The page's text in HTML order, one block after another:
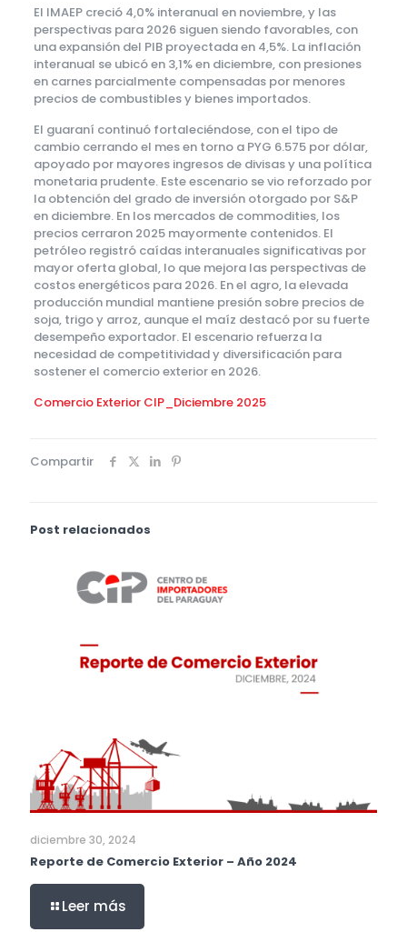
El IMAEP creció 4,0% interanual en noviembre, y las
perspectivas para 2026 siguen siendo favorables, con
una expansión del PIB proyectada en 4,5%. La inflación
interanual se ubicó en 3,1% en diciembre, con presiones
en carnes parcialmente compensadas por menores
precios de combustibles y bienes importados.
El guaraní continuó fortaleciéndose, con el tipo de
cambio cerrando el mes en torno a PYG 6.575 por dólar,
apoyado por mayores ingresos de divisas y una política
monetaria prudente. Este escenario se vio reforzado por
la obtención del grado de inversión otorgado por S&P
en diciembre. En los mercados de commodities, los
precios cerraron 2025 mayormente contenidos. El
petróleo registró caídas interanuales significativas por
mayor oferta global, lo que mejora las perspectivas de
costos energéticos para 2026. En el agro, la elevada
producción mundial mantiene presión sobre precios de
soja, trigo y arroz, aunque el maíz destacó por su fuerte
desempeño exportador. El escenario refuerza la
necesidad de competitividad y diversificación para
sostener el comercio exterior en 2026.
Comercio Exterior CIP_Diciembre 2025
Compartir
Post relacionados
diciembre 30, 2024
Reporte de Comercio Exterior – Año 2024
Leer más